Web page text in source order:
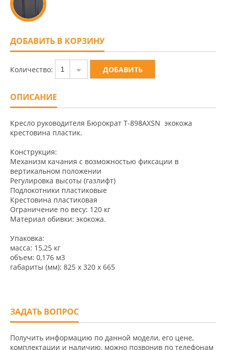
ДОБАВИТЬ В КОРЗИНУ
Количество: 1
ОПИСАНИЕ
Кресло руководителя Бюрократ T-898AXSN экокожа
крестовина пластик.
Конструкция:
Механизм качания с возможностью фиксации в
вертикальном положении
Регулировка высоты (газлифт)
Подлокотники пластиковые
Крестовина пластиковая
Ограничение по весу: 120 кг
Материал обивки: экокожа.
Упаковка:
масса: 15,25 кг
объем: 0,176 м3
габариты (мм): 825 x 320 x 665
ЗАДАТЬ ВОПРОС
Получить информацию по данной модели, его цене,
комплектации и наличию, можно позвонив по телефонам